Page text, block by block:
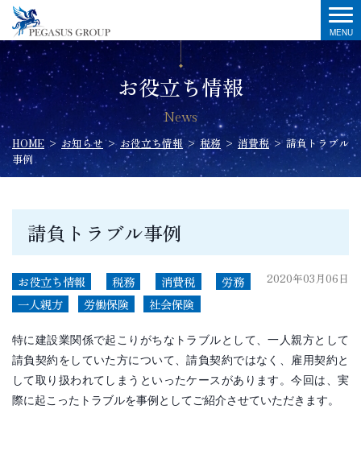
お役立ち情報
News
HOME > お知らせ > お役立ち情報 > 税務 > 消費税> 請負トラブル
事例
請負トラブル事例
お役立ち情報 税務 消費税
労務
一人親方
労働保険 社会保険
2020年03月06日
特に建設業関係で起こりがちなトラブルとして、一人親方として
請負契約をしていた方について、請負契約ではなく、雇用契約と
して取り扱われてしまうといったケースがあります。今回は、実
際に起こったトラブルを事例としてご紹介させていただきます。